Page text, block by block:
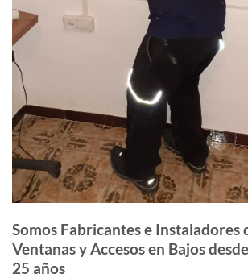
Somos Fabricantes e Instaladores
Ventanas y Accesos en Bajos
25 años